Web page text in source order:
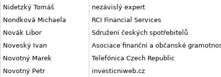
Nidetzký Tomáš
nezávislý expert
Nondková Michaela
RCI Financial Services
Novák Libor
Sdružení českých spotřebitelů
Noveský Ivan
Asociace finanční a občanské
Novotný Marek
Telefónica Czech Republic
Novotný Petr
investicniweb.cz